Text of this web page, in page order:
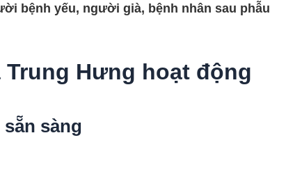
bệnh yếu, người già, bệnh nhân sau phẫu
Hưng hoạt động
sàng